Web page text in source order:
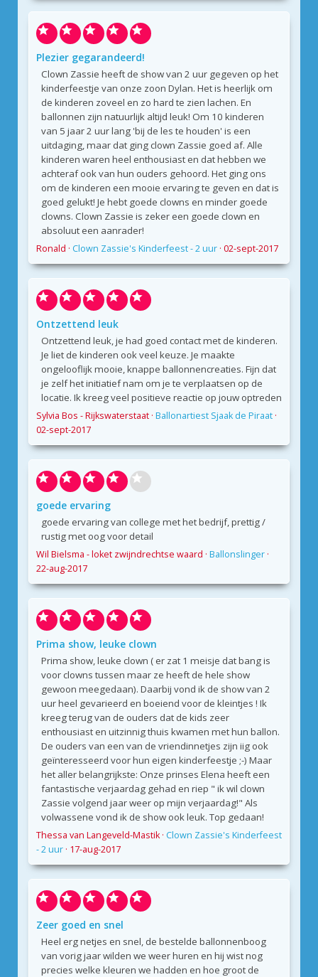
Plezier gegarandeerd!
Clown Zassie heeft de show van 2 uur gegeven op het
kinderfeestje van onze zoon Dylan. Het is heerlijk om
de kinderen zoveel en zo hard te zien lachen. En
ballonnen zijn natuurlijk altijd leuk! Om 10 kinderen
van 5 jaar 2 uur lang 'bij de les te houden' is een
uitdaging, maar dat ging clown Zassie goed af. Alle
kinderen waren heel enthousiast en dat hebben we
achteraf ook van hun ouders gehoord. Het ging ons
om de kinderen een mooie ervaring te geven en dat is
goed gelukt! Je hebt goede clowns en minder goede
clowns. Clown Zassie is zeker een goede clown en
absoluut een aanrader!
Ronald · Clown Zassie's Kinderfeest - 2 uur · 02-sept-2017
Ontzettend leuk
Ontzettend leuk, je had goed contact met de kinderen.
Je liet de kinderen ook veel keuze. Je maakte
ongelooflijk mooie, knappe ballonnencreaties. Fijn dat
je zelf het initiatief nam om je te verplaatsen op de
locatie. Ik kreeg veel positieve reactie op jouw optreden
Sylvia Bos - Rijkswaterstaat · Ballonartiest Sjaak de Piraat ·
02-sept-2017
goede ervaring
goede ervaring van college met het bedrijf, prettig /
rustig met oog voor detail
Wil Bielsma - loket zwijndrechtse waard · Ballonslinger ·
22-aug-2017
Prima show, leuke clown
Prima show, leuke clown ( er zat 1 meisje dat bang is
voor clowns tussen maar ze heeft de hele show
gewoon meegedaan). Daarbij vond ik de show van 2
uur heel gevarieerd en boeiend voor de kleintjes ! Ik
kreeg terug van de ouders dat de kids zeer
enthousiast en uitzinnig thuis kwamen met hun ballon.
De ouders van een van de vriendinnetjes zijn iig ook
geïnteresseerd voor hun eigen kinderfeestje ;-) Maar
het aller belangrijkste: Onze prinses Elena heeft een
fantastische verjaardag gehad en riep " ik wil clown
Zassie volgend jaar weer op mijn verjaardag!" Als
volwassene vond ik de show ook leuk. Top gedaan!
Thessa van Langeveld-Mastik · Clown Zassie's Kinderfeest
- 2 uur · 17-aug-2017
Zeer goed en snel
Heel erg netjes en snel, de bestelde ballonnenboog
van vorig jaar wilden we weer huren en hij wist nog
precies welke kleuren we hadden en hoe groot de